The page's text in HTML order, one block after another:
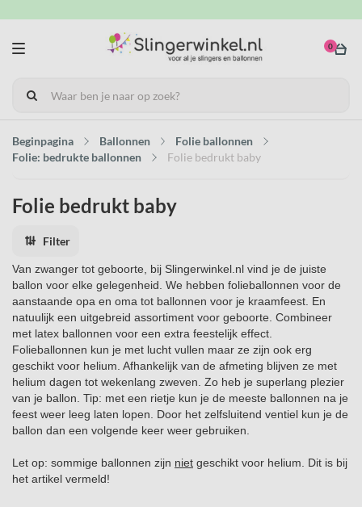
0
Beginpagina Ballonnen
Folie ballonnen
Folie: bedrukte ballonnen
Folie bedrukt baby
Folie bedrukt baby
Filter
Van zwanger tot geboorte, bij Slingerwinkel.nl vind je de juiste
ballon voor elke gelegenheid. We hebben folieballonnen voor de
aanstaande opa en oma tot ballonnen voor je kraamfeest. En
natuulijk een uitgebreid assortiment voor geboorte. Combineer
met latex ballonnen voor een extra feestelijk effect.
Folieballonnen kun je met lucht vullen maar ze zijn ook erg
geschikt voor helium. Afhankelijk van de afmeting blijven ze met
helium dagen tot wekenlang zweven. Zo heb je superlang plezier
van je ballon. Tip: met een rietje kun je de meeste ballonnen na je
feest weer leeg laten lopen. Door het zelfsluitend ventiel kun je de
ballon dan een volgende keer weer gebruiken.
Let op: sommige ballonnen zijn niet geschikt voor helium. Dit is bij
het artikel vermeld!